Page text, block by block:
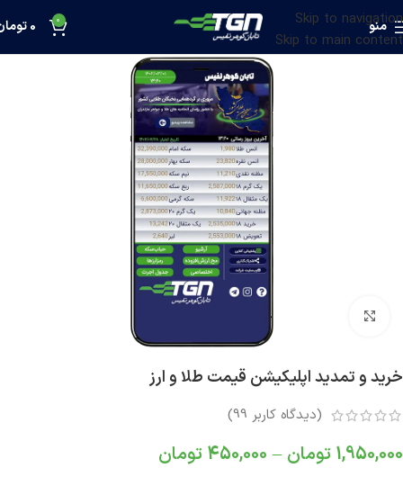
Skip to navigation
Skip to main content
منو 0
0
بزرگنمایی تصویر
خرید و تمدید اپلیکیشن قیمت طلا و ارز
(دیدگاه کاربر 99
)
1,950,000 تومان –
450,000 تومان